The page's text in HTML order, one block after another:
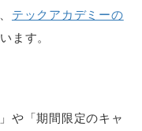
テックアカデミーの
ます。
や「期間限定のキャ